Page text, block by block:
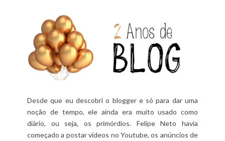
Desde que eu descobri o blogger e só para dar uma
noção de tempo, ele ainda era muito usado como
diário, ou seja, os primórdios. Felipe Neto havia
começado a postar vídeos no Youtube, os anúncios de